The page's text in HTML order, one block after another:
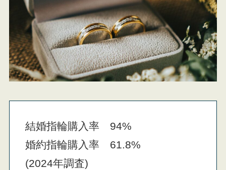
結婚指輪購入率 94%
婚約指輪購入率 61.8%
(2024年調査)